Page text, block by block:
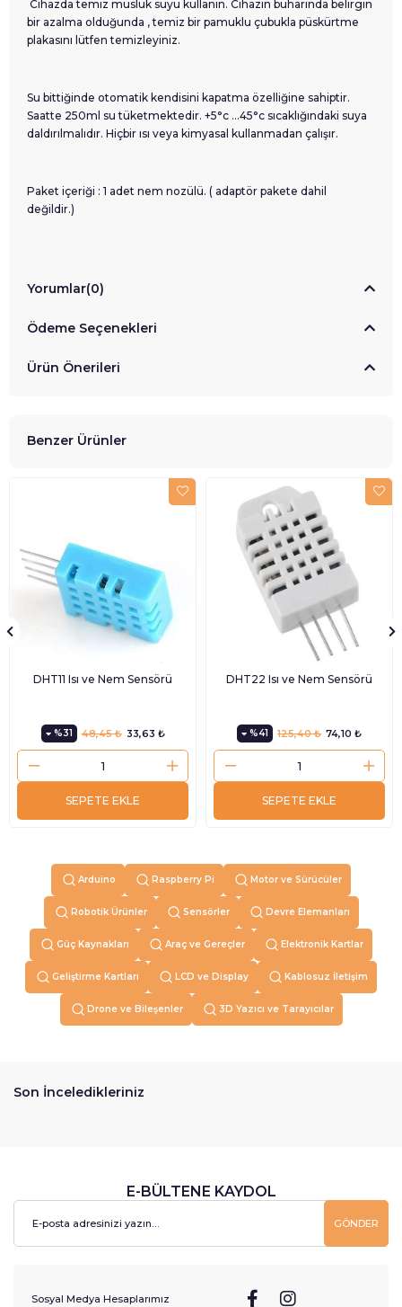
Cihazda temiz musluk suyu kullanın. Cihazın buharında belirgin
bir azalma olduğunda , temiz bir pamuklu çubukla püskürtme
plakasını lütfen temizleyiniz.
Su bittiğinde otomatik kendisini kapatma özelliğine sahiptir.
Saatte 250ml su tüketmektedir. +5°c …45°c sıcaklığındaki suya
daldırılmalıdır. Hiçbir ısı veya kimyasal kullanmadan çalışır.
Paket içeriği : 1 adet nem nozülü. ( adaptör pakete dahil
değildir.)
Yorumlar(0)
Ödeme Seçenekleri
Ürün Önerileri
Benzer Ürünler
DHT11 Isı ve Nem Sensörü
%31 33,63 ₺
48,45 ₺
SEPETE EKLE
DHT22 Isı ve Nem Sensörü
%41 74,10 ₺
125,40 ₺
SEPETE EKLE
Arduino Raspberry Pi Motor ve Sürücüler
Robotik Ürünler Sensörler Devre Elemanları
Güç Kaynakları Araç ve Gereçler Elektronik Kartlar
Geliştirme Kartları LCD ve Display Kablosuz İletişim
Drone ve Bileşenler 3D Yazıcı ve Tarayıcılar
Son İnceledikleriniz
E-BÜLTENE KAYDOL
GÖNDER
Sosyal Medya Hesaplarımız